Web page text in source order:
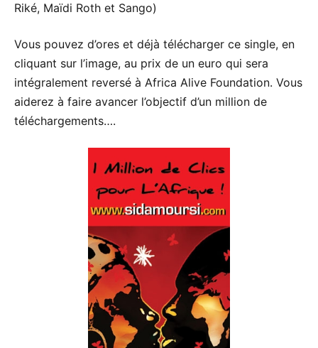
Riké, Maïdi Roth et Sango)
Vous pouvez d’ores et déjà télécharger ce single, en
cliquant sur l’image, au prix de un euro qui sera
intégralement reversé à Africa Alive Foundation. Vous
aiderez à faire avancer l’objectif d’un million de
téléchargements….